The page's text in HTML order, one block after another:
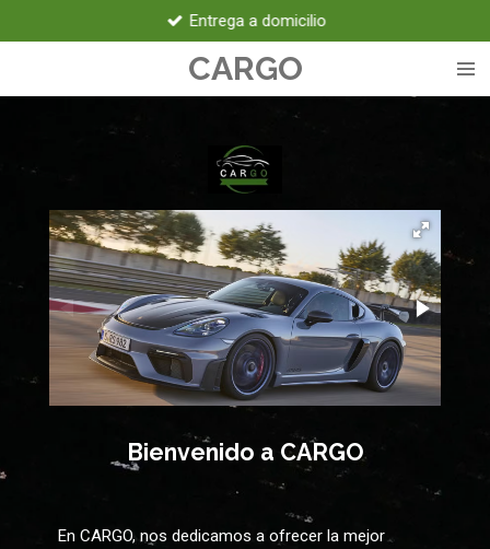
al
principal
CARGO
Entrega a domicilio
Bienvenido a CARGO
En CARGO, nos dedicamos a ofrecer la mejor